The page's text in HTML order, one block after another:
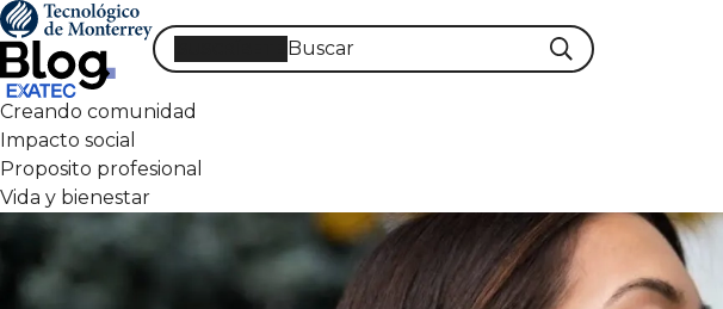
Pasar
al
contenido
principal
Creando comunidad
Impacto social
Proposito profesional
Vida y bienestar